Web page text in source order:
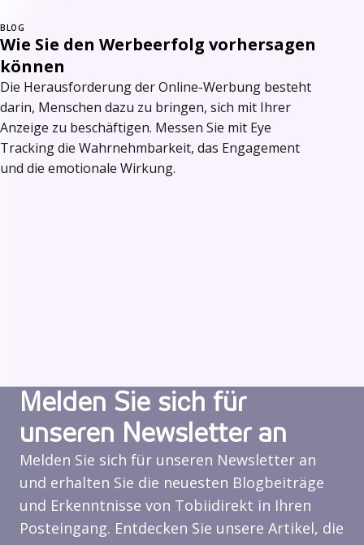
BLOG
Wie Sie den Werbeerfolg vorhersagen
können
Die Herausforderung der Online-Werbung besteht
darin, Menschen dazu zu bringen, sich mit Ihrer
Anzeige zu beschäftigen. Messen Sie mit Eye
Tracking die Wahrnehmbarkeit, das Engagement
und die emotionale Wirkung.
Melden Sie sich für
unseren Newsletter an
Melden Sie sich für unseren Newsletter an
und erhalten Sie die neuesten Blogbeiträge
und Erkenntnisse von Tobiidirekt in Ihren
Posteingang. Entdecken Sie unsere Artikel, die